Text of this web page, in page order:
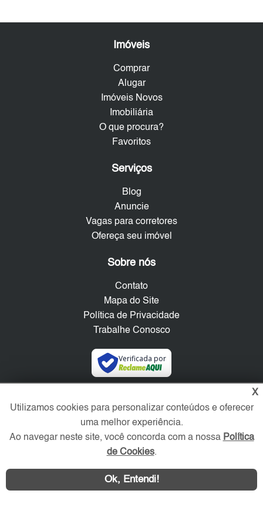
Imóveis
Comprar
Alugar
Imóveis Novos
Imobiliária
O que procura?
Favoritos
Serviços
Blog
Anuncie
Vagas para corretores
Ofereça seu imóvel
Sobre nós
Contato
Mapa do Site
Política de Privacidade
Trabalhe Conosco
Verificada por
X
Utilizamos cookies para personalizar conteúdos e oferecer
uma melhor experiência.
Ao navegar neste site, você concorda com a nossa Política
de Cookies.
Ok, Entendi!